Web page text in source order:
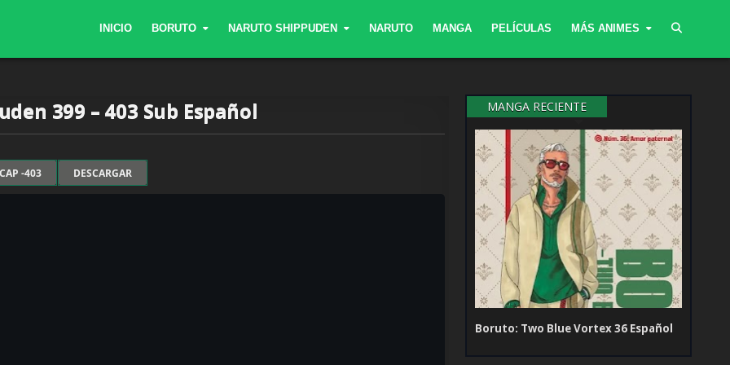
INICIO BORUTO NARUTO SHIPPUDEN NARUTO MANGA PELÍCULAS MÁS ANIMES
399 – 403 Sub Español
CAP -403 DESCARGAR
MANGA RECIENTE
Boruto: Two Blue Vortex 36 Español